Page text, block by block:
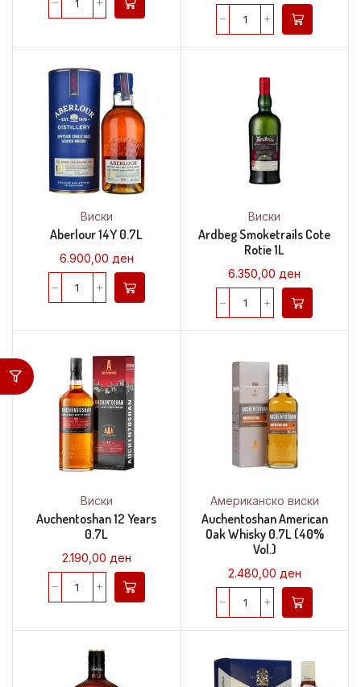
Виски
Aberlour 14Y 0.7L
6.900,00 ден
Виски
Ardbeg Smoketrails Cote
Rotie 1L
6.350,00 ден
Виски
Auchentoshan 12 Years
0.7L
2.190,00 ден
Американско виски
Auchentoshan American
Oak Whisky 0.7L (40%
Vol.)
2.480,00 ден